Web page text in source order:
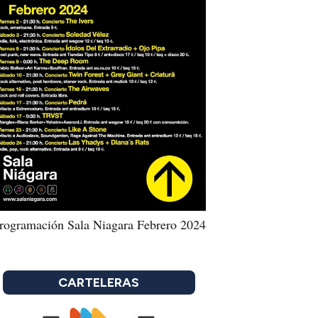
Sala Niagara Febrero 2024
CARTELERAS